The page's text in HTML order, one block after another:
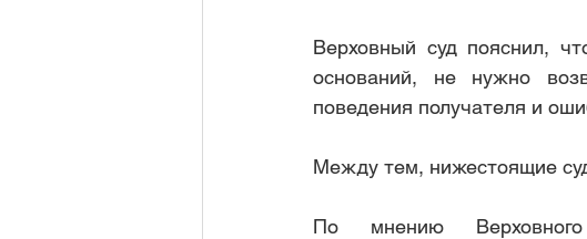
Верховный суд пояснил,
оснований, не нужно
поведения получателя и
Между тем, нижестоящие
По мнению Верховного